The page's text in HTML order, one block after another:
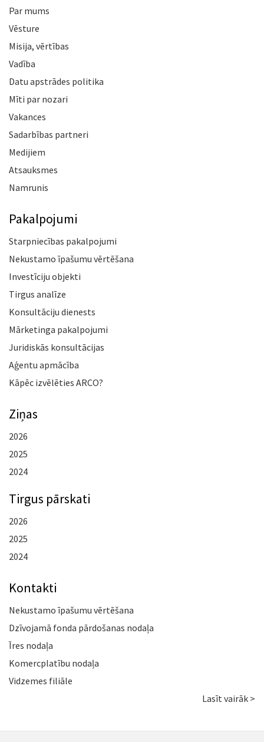
Par mums
Vēsture
Misija, vērtības
Vadība
Datu apstrādes politika
Mīti par nozari
Vakances
Sadarbības partneri
Medijiem
Atsauksmes
Namrunis
Pakalpojumi
Starpniecības pakalpojumi
Nekustamo īpašumu vērtēšana
Investīciju objekti
Tirgus analīze
Konsultāciju dienests
Mārketinga pakalpojumi
Juridiskās konsultācijas
Aģentu apmācība
Kāpēc izvēlēties ARCO?
Ziņas
2026
2025
2024
Tirgus pārskati
2026
2025
2024
Kontakti
Nekustamo īpašumu vērtēšana
Dzīvojamā fonda pārdošanas nodaļa
Īres nodaļa
Komercplatību nodaļa
Vidzemes filiāle
Lasīt vairāk >